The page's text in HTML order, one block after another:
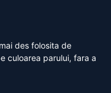
des folosita de
culoarea parului, fara a